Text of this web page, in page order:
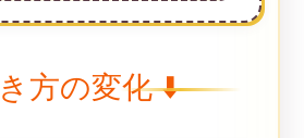
方の変化 ⬇️